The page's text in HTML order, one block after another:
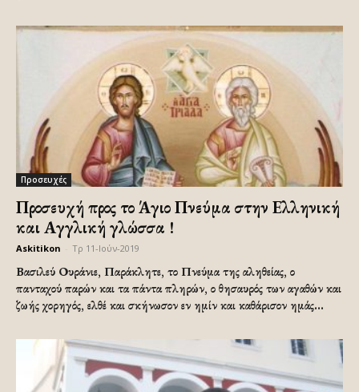
Προσευχές
Προσευχή προς το Άγιο Πνεύμα στην Ελληνική
και Αγγλική γλώσσα !
Askitikon Τρ 11-Ιούν-2019
Βασιλεύ Ουράνιε, Παράκλητε, το Πνεύμα της αληθείας, ο
πανταχού παρών και τα πάντα πληρών, ο θησαυρός των αγαθών και
ζωής χορηγός, ελθέ και σκήνωσον εν ημίν και καθάρισον ημάς...